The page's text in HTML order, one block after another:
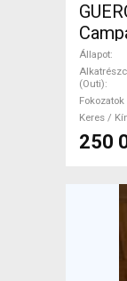
Állapot
(Outi)
Fokozatok
Keres /
250